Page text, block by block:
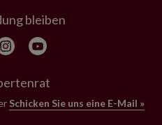
bleiben
Schicken Sie uns eine E-Mail »